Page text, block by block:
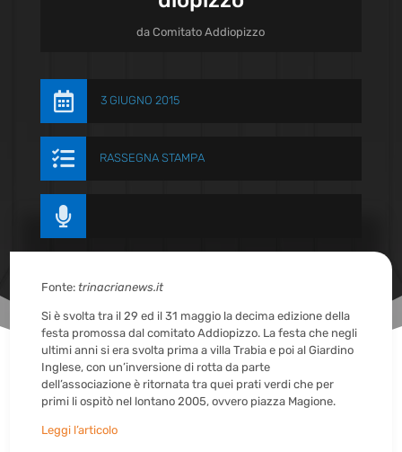
daComitato Addiopizzo
 3 GIUGNO 2015
 RASSEGNA STAMPA

Fonte:trinacrianews.it
Si è svolta tra il 29 ed il 31 maggio la decima edizione della
festa promossa dal comitato Addiopizzo. La festa che negli
ultimi anni si era svolta prima a villa Trabia e poi al Giardino
Inglese, con un’inversione di rotta da parte
dell’associazione è ritornata tra quei prati verdi che per
primi li ospitò nel lontano 2005, ovvero piazza Magione.
Leggi l’articolo